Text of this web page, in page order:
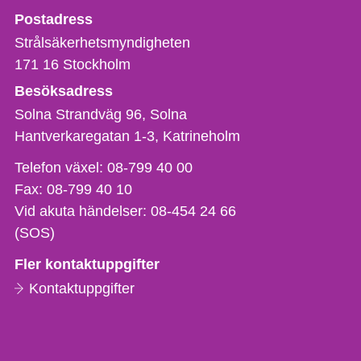
Strålsäkerhetsmyndigheten
Postadress
Strålsäkerhetsmyndigheten
171 16 Stockholm
Besöksadress
Solna Strandväg 96, Solna
Hantverkaregatan 1-3 Katrineholm
Telefon,
fax
och
e-
Telefon växel:08-799 40 00
Fax:08-799 40 10
Vid akuta händelser:08-454 24 66
(SOS)
Fler kontaktuppgifter
Kontaktuppgifter